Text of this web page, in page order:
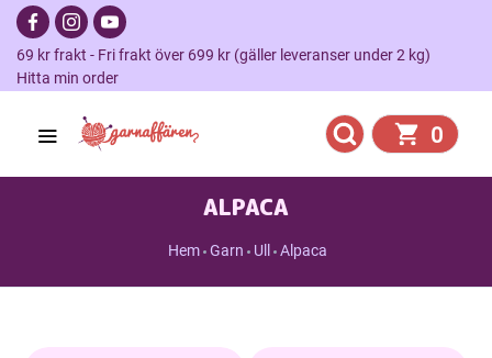
69 kr frakt - Fri frakt över 699 kr (gäller leveranser under 2 kg)
Hitta min order
0
ALPACA
Hem Garn Ull Alpaca